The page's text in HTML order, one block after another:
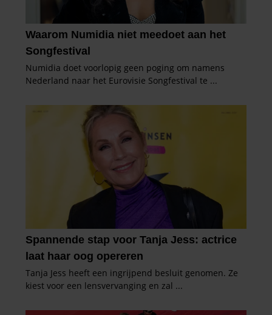
partners voor social media, adverteren en analyse. Deze
partners kunnen deze gegevens combineren met andere
informatie die u aan ze heeft verstrekt of die ze hebben
verzameld op basis van uw gebruik van hun services. U
gaat akkoord met onze cookies als u onze website blijft
gebruiken.